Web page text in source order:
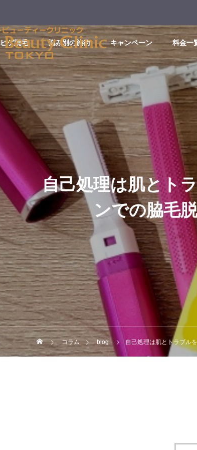
ヒゲ脱毛 悩み別の施術 キャンペーン 料金一
自己処理は肌とト
ンでの脇毛
コラム blog 自己処理は肌とトラブル